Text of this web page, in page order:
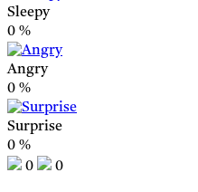
Sleepy
0 %
Angry
0 %
Surprise
0 %
0
0